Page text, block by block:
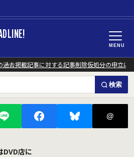
MENU
去掲載記事に対する記事削除仮処分の申立につ
検索
@
DVD店に